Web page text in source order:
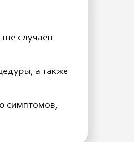
случаев
а также
симптомов,